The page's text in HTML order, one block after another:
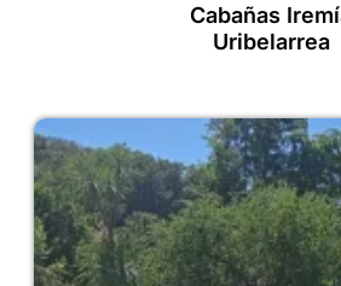
Cabañas
Uribelarrea